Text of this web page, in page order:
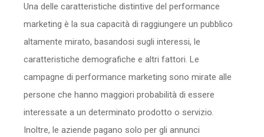
Una delle caratteristiche distintive del performance
marketing è la sua capacità di raggiungere un pubblico
altamente mirato, basandosi sugli interessi, le
caratteristiche demografiche e altri fattori. Le
campagne di performance marketing sono mirate alle
persone che hanno maggiori probabilità di essere
interessate a un determinato prodotto o servizio.
Inoltre, le aziende pagano solo per gli annunci